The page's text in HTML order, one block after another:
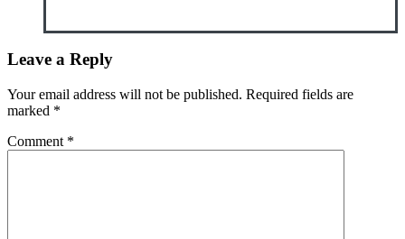
Leave a Reply
Your email address will not be published. Required fields are
marked *
Comment *